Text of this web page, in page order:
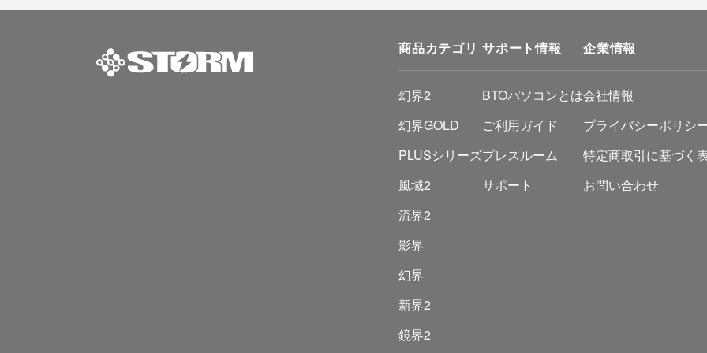
商品カテゴリ
幻界2
幻界GOLD
PLUSシリーズ
風域2
流界2
影界
幻界
新界2
鏡界2
サポート情報
BTOパソコンとは
ご利用ガイド
プレスルーム
サポート
企業情報
会社情報
プライバシーポリシ
特定商取引に基づく
お問い合わせ